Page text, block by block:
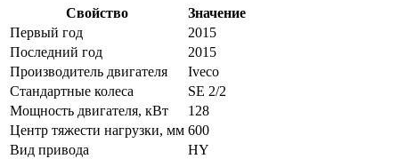
Свойство
Значение
Первый год
2015
Последний год
2015
Производитель двигателя
Iveco
Стандартные колеса
SE 2/2
Мощность двигателя, кВт
128
Центр тяжести нагрузки, мм 600
Вид привода
HY